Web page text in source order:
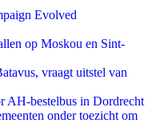
Evolved
op Moskou en Sint-
vraagt uitstel van
AH-bestelbus in Dordrecht
onder toezicht om